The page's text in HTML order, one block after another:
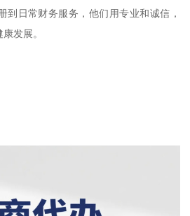
到日常财务服务，他们用专业和诚信，
发展。